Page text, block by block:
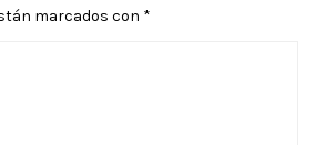
marcados con *